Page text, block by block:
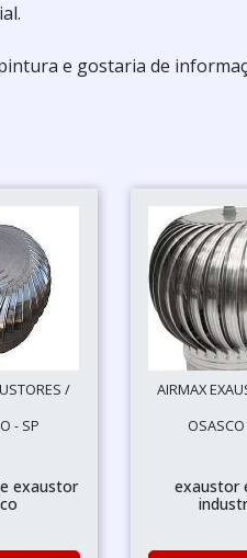
e gostaria de
/
- SP
exaustor
AIRMAX
exaustor